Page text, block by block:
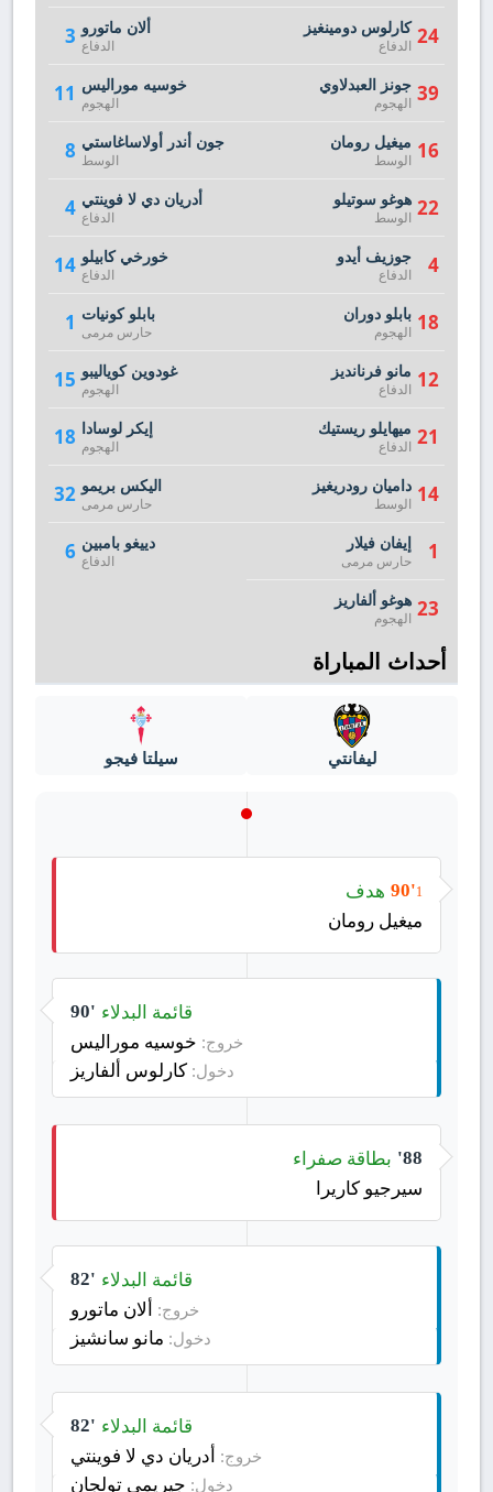
3 ألان ماتورو
الدفاع
11 خوسيه موراليس
الهجوم
8 جون أندر أولاساغاستي
الوسط
4 أدريان دي لا فوينتي
الدفاع
14 خورخي كابيلو
الدفاع
1 بابلو كونيات
حارس مرمى
15 غودوين كوياليبو
الهجوم
18 إيكر لوسادا
الهجوم
32 اليكس بريمو
حارس مرمى
6 دييغو بامبين
الدفاع
24 كارلوس دومينغيز
الدفاع
39 جونز العبدلاوي
الهجوم
16 ميغيل رومان
الوسط
22 هوغو سوتيلو
الوسط
4 جوزيف أيدو
الدفاع
18 بابلو دوران
الهجوم
12 مانو فرنانديز
الدفاع
21 ميهايلو ريستيك
الدفاع
14 داميان رودريغيز
الوسط
1 إيفان فيلار
حارس مرمى
23 هوغو ألفاريز
الهجوم
أحداث المباراة
ليفانتي سيلتا فيجو
90'1
هدف
ميغيل رومان
90' قائمة البدلاء
خروج: خوسيه موراليس
دخول: كارلوس ألفاريز
88' بطاقة صفراء
سيرجيو كاريرا
82' قائمة البدلاء
خروج: ألان ماتورو
دخول: مانو سانشيز
82' قائمة البدلاء
خروج: أدريان دي لا فوينتي
دخول: جيريمي تولجان